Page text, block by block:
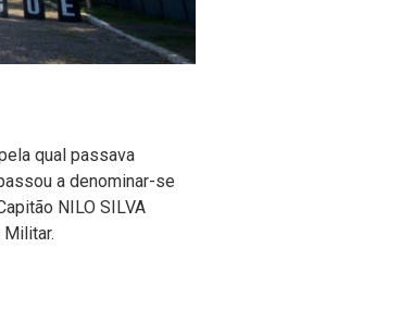
qual passava
a denominar-se
NILO SILVA